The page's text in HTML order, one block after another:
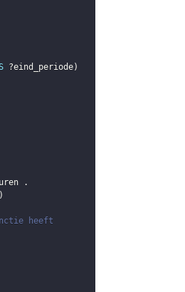
?eind_periode)
.
heeft